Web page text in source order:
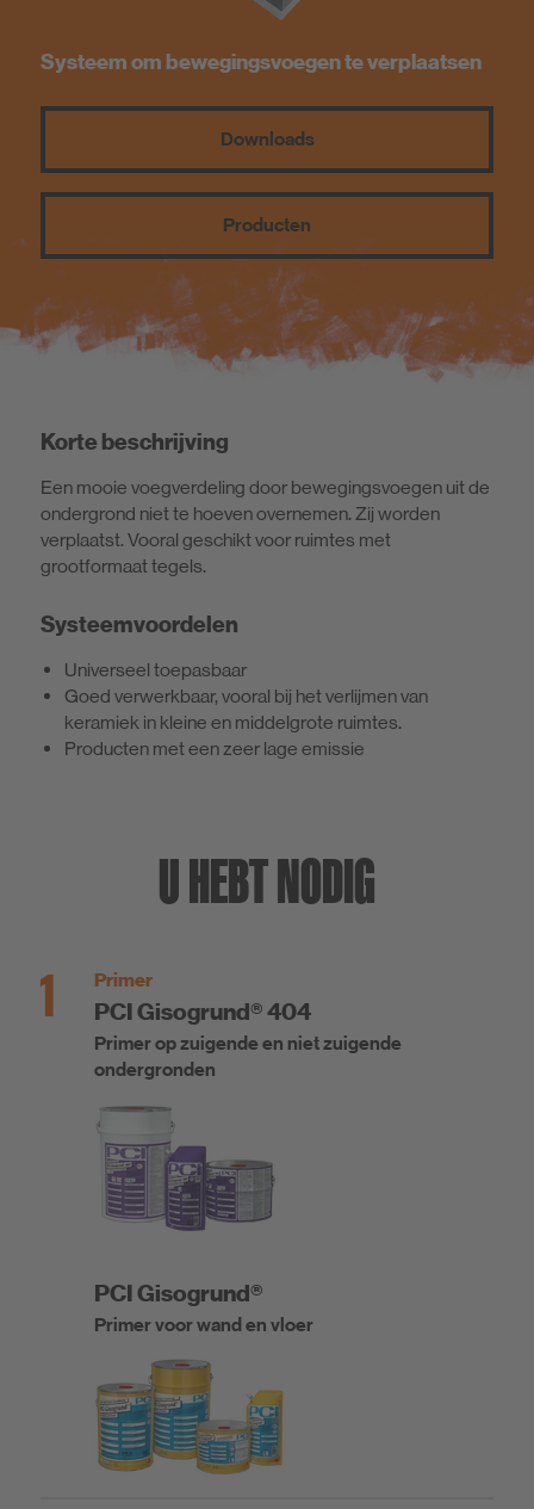
Systeem om bewegingsvoegen te verplaatsen
Downloads
Producten
Korte beschrijving
Een mooie voegverdeling door bewegingsvoegen uit de
ondergrond niet te hoeven overnemen. Zij worden
verplaatst. Vooral geschikt voor ruimtes met
grootformaat tegels.
Systeemvoordelen
Universeel toepasbaar
Goed verwerkbaar, vooral bij het verlijmen van
keramiek in kleine en middelgrote ruimtes.
Producten met een zeer lage emissie
U HEBT NODIG
1 Primer
PCI Gisogrund® 404
Primer op zuigende en niet zuigende
ondergronden
PCI Gisogrund®
Primer voor wand en vloer